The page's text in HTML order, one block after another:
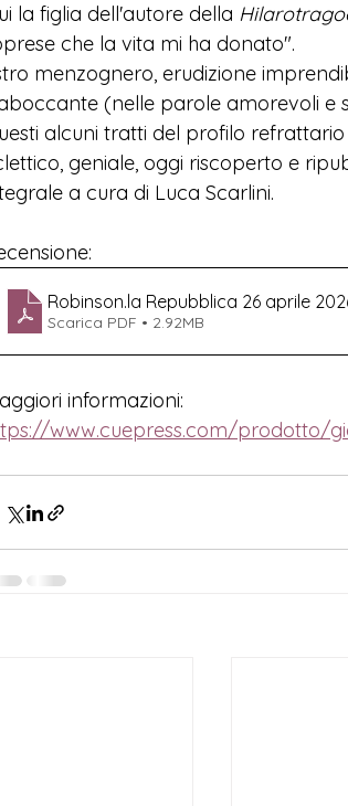
la figlia dell'autore della
che la vita mi ha donato".
menzognero, erudizione
(nelle parole amorevoli e
alcuni tratti del profilo
geniale, oggi riscoperto e
a cura di Luca Scarlini.
Robinson.la Repubblica 26 aprile
Scarica PDF • 2.92MB
informazioni:
www.cuepress.com/prodotto/